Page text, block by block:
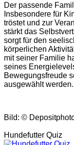
Der passende
Insbesondere für
tröstet und zur
stärkt das
sorgt für den
körperlichen
mit seiner Familie
seines
Bewegungsfreude
ausgewählt werden.
Bild: ©
Hundefutter Quiz